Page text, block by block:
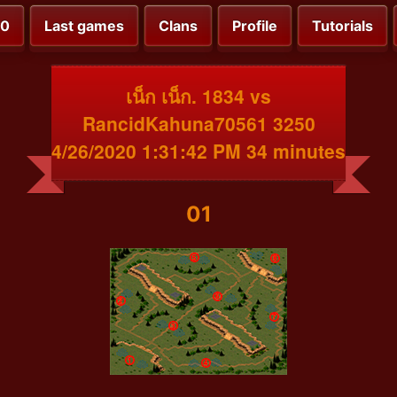
Last games Clans Profile Tutorials
เน็ก เน็ก. 1834 vs
RancidKahuna70561 3250
4/26/2020 1:31:42 PM 34 minutes
01